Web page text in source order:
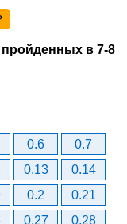
пройденных в 7-8
0.6
0.7
0.13
0.14
0.2
0.21
0.27
0.28